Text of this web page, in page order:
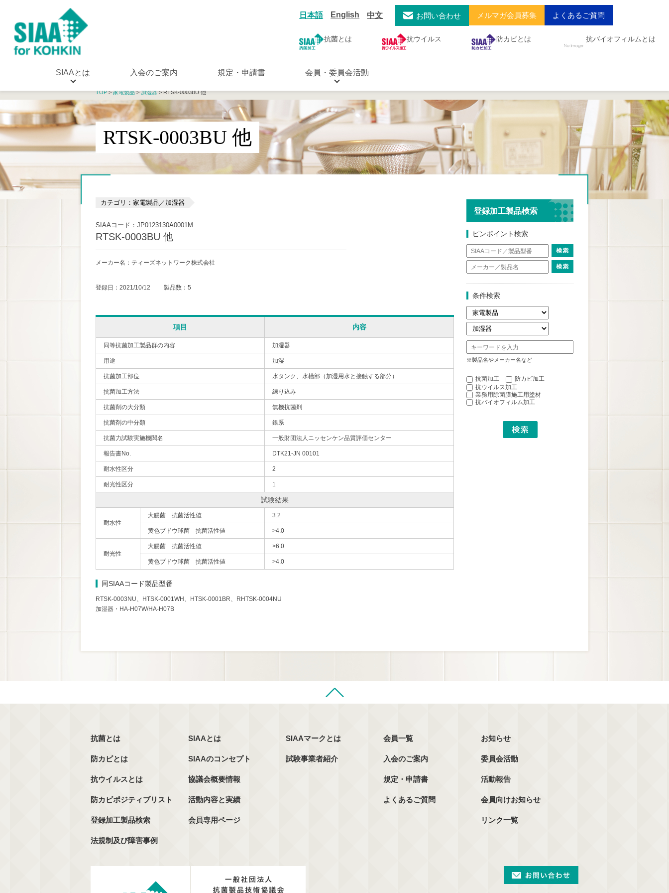
日本語 English 中文 お問い合わせ メルマガ会員募集 よくあるご質問
抗菌とは 抗ウイルス 防カビとは 抗バイオフィルムとは
SIAAとは 入会のご案内 規定・申請書 会員・委員会活動
TOP>家電製品>加湿器> RTSK-0003BU 他
RTSK-0003BU 他
カテゴリ：家電製品／加湿器
SIAAコード：JP0123130A0001M
RTSK-0003BU 他
メーカー名：ティーズネットワーク株式会社
登録日：2021/10/12 製品数：5
項目 内容
同等抗菌加工製品群の内容 加湿器
用途 加湿
抗菌加工部位 水タンク、水槽部（加湿用水と接触する部分）
抗菌加工方法 練り込み
抗菌剤の大分類 無機抗菌剤
抗菌剤の中分類 銀系
抗菌力試験実施機関名 一般財団法人ニッセンケン品質評価センター
報告書No. DTK21-JN 00101
耐水性区分 2
耐光性区分 1
試験結果
耐水性
大腸菌 抗菌活性値 3.2
黄色ブドウ球菌 抗菌活性値 >4.0
耐光性
大腸菌 抗菌活性値 >6.0
黄色ブドウ球菌 抗菌活性値 >4.0
同SIAAコード製品型番
RTSK-0003NU、HTSK-0001WH、HTSK-0001BR、RHTSK-0004NU
加湿器・HA-H07W/HA-H07B
登録加工製品検索
ピンポイント検索
条件検索
※製品名やメーカー名など
抗菌加工
防カビ加工
抗ウイルス加工
業務用除菌膜施工用塗材
抗バイオフィルム加工
抗菌とは
防カビとは
抗ウイルスとは
防カビポジティブリスト
登録加工製品検索
法規制及び障害事例
SIAAとは
SIAAのコンセプト
協議会概要情報
活動内容と実績
会員専用ページ
SIAAマークとは
試験事業者紹介
会員一覧
入会のご案内
規定・申請書
よくあるご質問
お知らせ
委員会活動
活動報告
会員向けお知らせ
リンク一覧